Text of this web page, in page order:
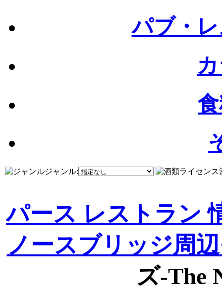
パブ・
ジャンル:
パース レストラン
ノースブリッジ周辺
ズ-The